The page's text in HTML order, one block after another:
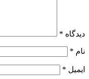
دیدگاه *
نام *
ایمیل *